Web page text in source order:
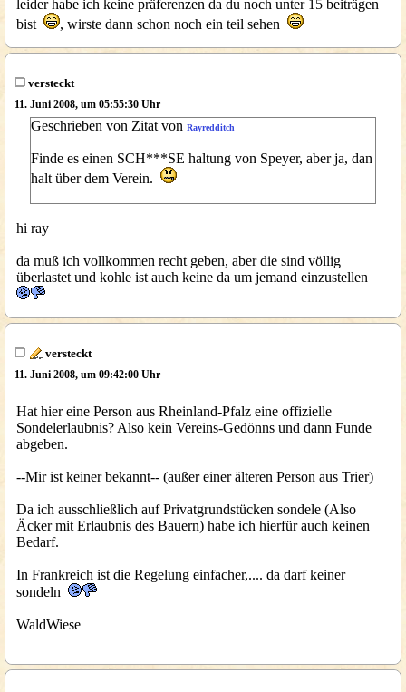
leider habe ich keine präferenzen da du noch unter 15 beiträgen
bist
, wirste dann schon noch ein teil sehen
versteckt
11. Juni 2008, um 05:55:30 Uhr
Geschrieben von Zitat von Rayredditch
Finde es einen SCH***SE haltung von Speyer, aber ja, dan
halt über dem Verein.
hi ray
da muß ich vollkommen recht geben, aber die sind völlig
überlastet und kohle ist auch keine da um jemand einzustellen
versteckt
11. Juni 2008, um 09:42:00 Uhr
Hat hier eine Person aus Rheinland-Pfalz eine offizielle
Sondelerlaubnis? Also kein Vereins-Gedönns und dann Funde
abgeben.
--Mir ist keiner bekannt-- (außer einer älteren Person aus Trier)
Da ich ausschließlich auf Privatgrundstücken sondele (Also
Äcker mit Erlaubnis des Bauern) habe ich hierfür auch keinen
Bedarf.
In Frankreich ist die Regelung einfacher,.... da darf keiner
sondeln
WaldWiese